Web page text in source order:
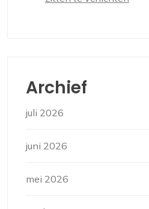
Archief
juli 2026
juni 2026
mei 2026